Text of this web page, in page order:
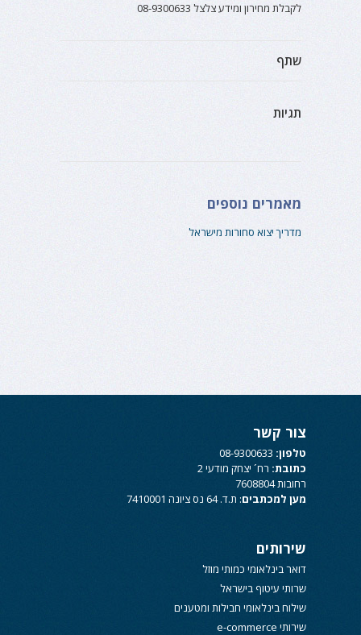
לקבלת מחירון ומידע צלצל 08-9300633
שתף
תגיות
מאמרים נוספים
מדריך יצוא סחורות מישראל
צור קשר
טלפון:
כתובת: רח´ יצחק מודעי 2
רחובות 7608804
מען למכתבים: ת.ד. 64 נס ציונה 7410001
שירותים
דואר בינלאומי כמותי מוזל
שרותי עיטוף בישראל
שילוח בינלאומי חבילות ומטענים
שירותי e-commerce